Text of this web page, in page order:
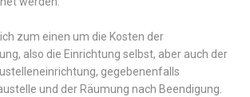
zum einen um die Kosten der
also die Einrichtung selbst, aber auch der
gegebenenfalls
und der Räumung nach Beendigung.